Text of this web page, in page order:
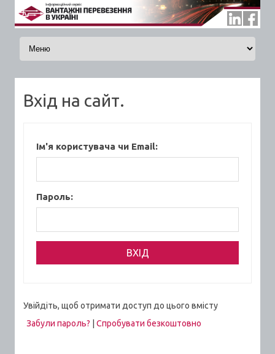
Skip to content
Вхід на сайт.
Ім'я користувача чи Email:
Пароль:
Увійдіть, щоб отримати доступ до цього вмісту
Забули пароль?
Спробувати безкоштовно